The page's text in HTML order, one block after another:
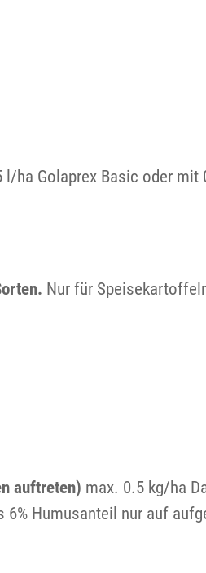
ha Golaprex Basic oder
Nur für
auftreten) max. 0.5 kg/ha
Humusanteil nur auf